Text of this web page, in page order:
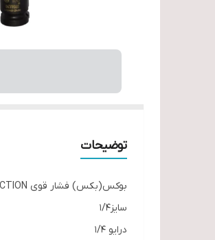
توضیحات
بوکس(بکس) فشار قوی ACTION تایوان
سایز1/4
درایو 1/4